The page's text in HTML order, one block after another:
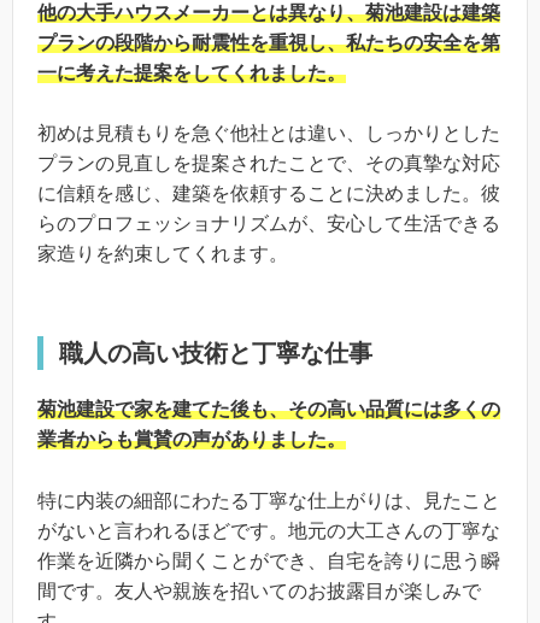
他の大手ハウスメーカーとは異なり、菊池建設は建築
プランの段階から耐震性を重視し、私たちの安全を第
一に考えた提案をしてくれました。
初めは見積もりを急ぐ他社とは違い、しっかりとした
プランの見直しを提案されたことで、その真摯な対応
に信頼を感じ、建築を依頼することに決めました。彼
らのプロフェッショナリズムが、安心して生活できる
家造りを約束してくれます。
職人の高い技術と丁寧な仕事
菊池建設で家を建てた後も、その高い品質には多くの
業者からも賞賛の声がありました。
特に内装の細部にわたる丁寧な仕上がりは、見たこと
がないと言われるほどです。地元の大工さんの丁寧な
作業を近隣から聞くことができ、自宅を誇りに思う瞬
間です。友人や親族を招いてのお披露目が楽しみで